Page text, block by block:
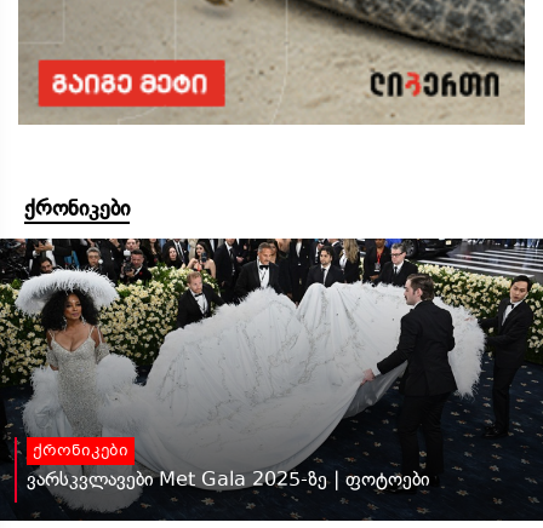
ქრონიკები
ქრონიკები
ვარსკვლავები Met Gala 2025-ზე | ფოტოები